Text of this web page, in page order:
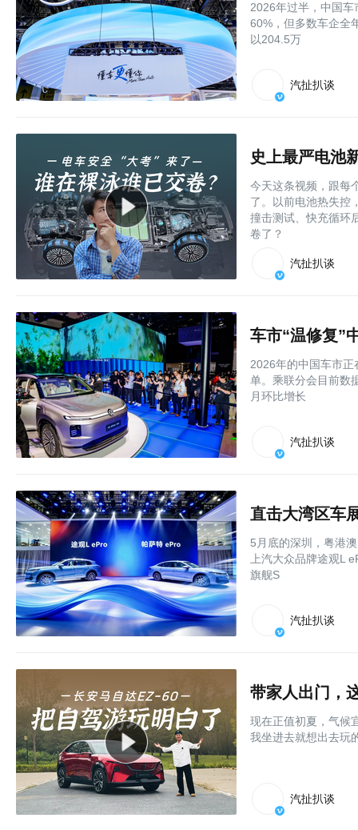
2026年过半，中国车
60%，但多数车企全
以204.5万
汽扯扒谈
史上最严电池
今天这条视频，跟每
了。以前电池热失控
撞击测试、快充循环
卷了？
汽扯扒谈
车市“温修复”
2026年的中国车市正
单。乘联分会目前数
月环比增长
汽扯扒谈
直击大湾区车
5月底的深圳，粤港
上汽大众品牌途观L
旗舰S
汽扯扒谈
带家人出门，
现在正值初夏，气候
我坐进去就想出去玩
汽扯扒谈